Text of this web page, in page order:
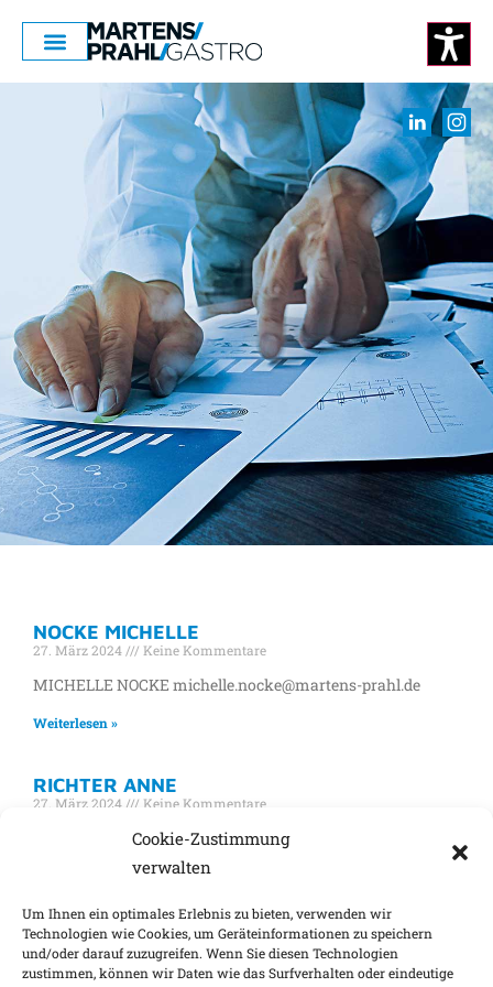
Cookie-Zustimmung
verwalten
Um Ihnen ein optimales Erlebnis zu bieten, verwenden wir
Technologien wie Cookies, um Geräteinformationen zu speichern
und/oder darauf zuzugreifen. Wenn Sie diesen Technologien
zustimmen, können wir Daten wie das Surfverhalten oder eindeutige
PRIVATKUNDEN
NOCKE MICHELLE
27. März 2024 Keine Kommentare
MICHELLE NOCKE michelle.nocke@martens-prahl.de
Weiterlesen »
RICHTER ANNE
27. März 2024 Keine Kommentare
ANNE RICHTER anne.richter@martens-prahl.de
Impressum Nachhaltigkeitsfaktoren